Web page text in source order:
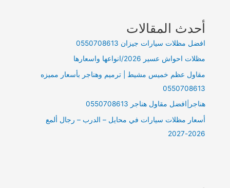
أحدث المقالات
افضل مظلات سيارات جيزان 0550708613
مظلات احواش عسير 2026/انواعها واسعارها
مقاول عظم خميس مشيط | ترميم وهناجر بأسعار مميزه
0550708613
هناجر|افضل مقاول هناجر 0550708613
أسعار مظلات سيارات في محايل – الدرب – رجال ألمع
2026-2027